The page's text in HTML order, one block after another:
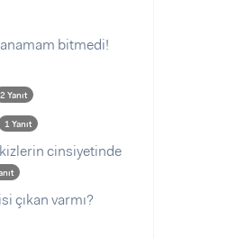
bitmedi!
2 Yanıt
1 Yanıt
cinsiyetinde
çıkan varmı?